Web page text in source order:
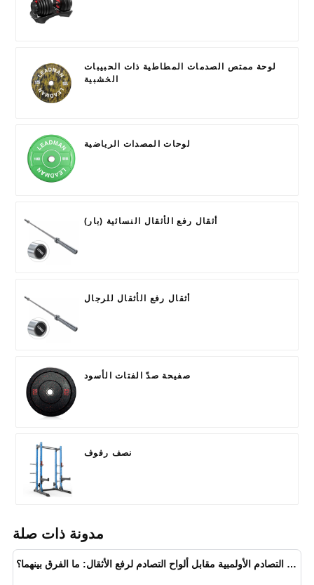
لوحة ممتص الصدمات المطاطية ذات الحبيبات
الخشبية
لوحات المصدات الرياضية
أثقال رفع الأثقال النسائية (بار)
أثقال رفع الأثقال للرجال
صفيحة صدّ الفتات الأسود
نصف رفوف
مدونة ذات صلة
ألواح التصادم الأولمبية مقابل ألواح التصادم لرفع الأثقال: ما الفرق بينهما؟